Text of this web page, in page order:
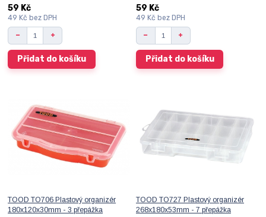
59 Kč
49 Kčbez DPH
Přidat do košíku
59 Kč
49 Kč bez DPH
Přidat do košíku
TOOD TO706 Plastový organizér
180x120x30mm - 3 přepážka
TOOD TO727 Plastový organizér
268x180x53mm - 7 přepážka